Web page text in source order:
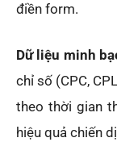
điền form.
Dữ liệu minh
chỉ số (CPC,
theo thời gian
hiệu quả chiến